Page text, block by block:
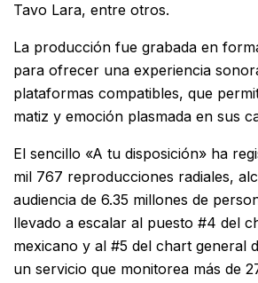
Tavo Lara, entre otros.
La producción fue grabada en
para ofrecer una experiencia
plataformas compatibles, que
matiz y emoción plasmada en sus
El sencillo «A tu disposición» ha
mil 767 reproducciones radiales,
audiencia de 6.35 millones de
llevado a escalar al puesto #4 del
mexicano y al #5 del chart general
un servicio que monitorea más de